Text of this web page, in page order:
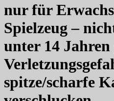
nur für
Spielzeug –
unter 14 Jahren
spitze/scharfe